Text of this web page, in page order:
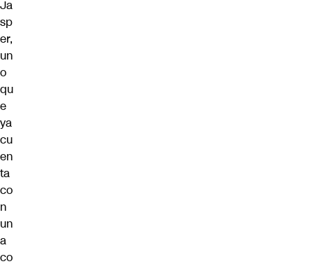
Ja
sp
er,
un
o
qu
e
ya
cu
en
ta
co
n
un
a
co